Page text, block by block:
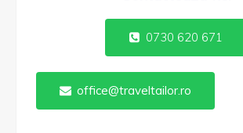
0730 620 671
office@traveltailor.ro